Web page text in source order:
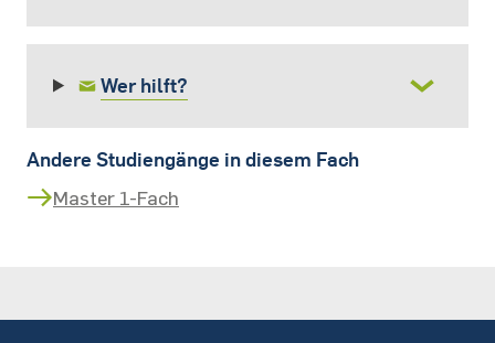
Wer hilft?
Andere Studiengänge in diesem Fach
Master 1-Fach